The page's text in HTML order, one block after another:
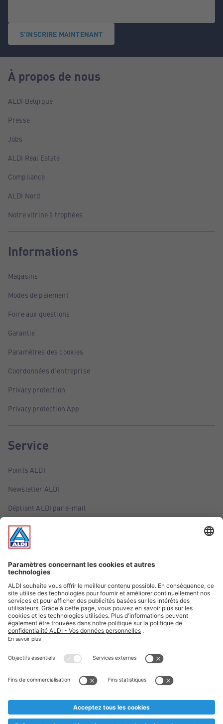
S'INSCRIRE MAINTENANT
À propos de nous
ALDI Belgique
Presse
Jobs
ALDI Real Estate
Compliance
ALDI Nord
Notre vitrine à trophées
Informations
Magasins
Modes de paiement
Foire aux questions
Garantie
Paramètres des cookies
Coordonnées d'entreprise
Privacy protection
Privacy protection App
Service
Points ALDI
Newsletter ALDI
Dépliant ALDI par e-mail
Offres
Infos essentielles
Suivez ALDI Belgique
Textes marqués d'un astérisque et mentions légales
* Nous vendons ces articles temporairement et jusqu'à
au cas où, malgré le planning bien étudié, nous serions
prématurément en rupture de stock. Prix Recupel et TVA incl.
** Sur ce site, l’utilisation de la forme masculine a été adoptée